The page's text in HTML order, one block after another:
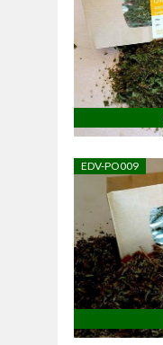
EDV-PO009